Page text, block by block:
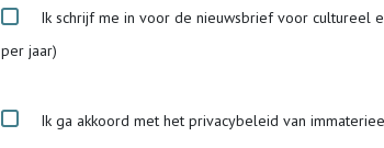
Ik schrijf me in voor de nieuwsbrief voor cultureel
per jaar)
Ik ga akkoord met het privacybeleid van